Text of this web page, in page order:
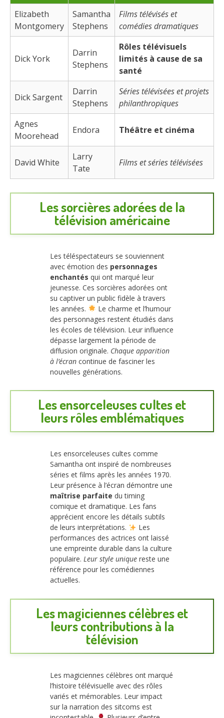
Elizabeth
Montgomery
Samantha
Stephens
Films télévisés et
comédies dramatiques
Dick York
Darrin
Stephens
Rôles télévisuels
limités à cause de sa
santé
Dick Sargent
Darrin
Stephens
Séries télévisées et projets
philanthropiques
Agnes
Moorehead
Endora Théâtre et cinéma
David White
Larry
Tate
Films et séries télévisées
Les sorcières adorées de la
télévision américaine
Les téléspectateurs se souviennent
avec émotion des personnages
enchantés qui ont marqué leur
jeunesse. Ces sorcières adorées ont
su captiver un public fidèle à travers
les années.
Le charme et l’humour
des personnages restent étudiés dans
les écoles de télévision. Leur influence
dépasse largement la période de
diffusion originale. Chaque apparition
à l’écran continue de fasciner les
nouvelles générations.
Les ensorceleuses cultes et
leurs rôles emblématiques
Les ensorceleuses cultes comme
Samantha ont inspiré de nombreuses
séries et films après les années 1970.
Leur présence à l’écran démontre une
maîtrise parfaite du timing
comique et dramatique. Les fans
apprécient encore les détails subtils
de leurs interprétations.
Les
performances des actrices ont laissé
une empreinte durable dans la culture
populaire. Leur style unique reste une
référence pour les comédiennes
actuelles.
Les magiciennes célèbres et
leurs contributions à la
télévision
Les magiciennes célèbres ont marqué
l’histoire télévisuelle avec des rôles
variés et mémorables. Leur impact
sur la narration des sitcoms est